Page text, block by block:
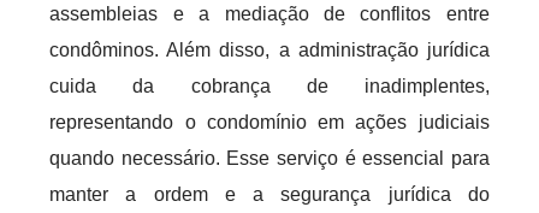
assembleias e a mediação de conflitos entre
condôminos. Além disso, a administração jurídica
cuida da cobrança de inadimplentes,
representando o condomínio em ações judiciais
quando necessário. Esse serviço é essencial para
manter a ordem e a segurança jurídica do